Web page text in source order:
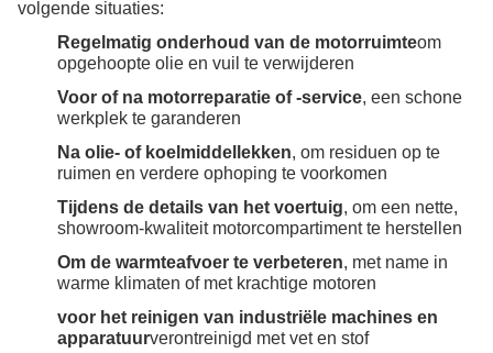
volgende situaties:
Regelmatig onderhoud van de motorruimteom
opgehoopte olie en vuil te verwijderen
Voor of na motorreparatie of -service, een schone
werkplek te garanderen
Na olie- of koelmiddellekken, om residuen op te
ruimen en verdere ophoping te voorkomen
Tijdens de details van het voertuig, om een nette,
showroom-kwaliteit motorcompartiment te herstellen
Om de warmteafvoer te verbeteren, met name in
warme klimaten of met krachtige motoren
voor het reinigen van industriële machines en
apparatuurverontreinigd met vet en stof